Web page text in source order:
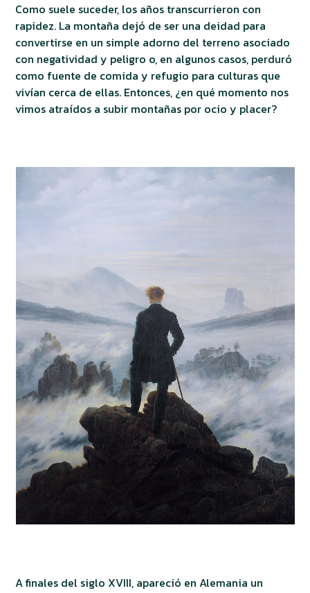
Como suele suceder, los años transcurrieron con
rapidez. La montaña dejó de ser una deidad para
convertirse en un simple adorno del terreno asociado
con negatividad y peligro o, en algunos casos, perduró
como fuente de comida y refugio para culturas que
vivían cerca de ellas. Entonces, ¿en qué momento nos
vimos atraídos a subir montañas por ocio y placer?
A finales del siglo XVIII, apareció en Alemania un